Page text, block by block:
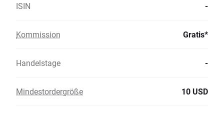
ISIN -
Kommission Gratis*
Handelstage -
Mindestordergröße 10 USD